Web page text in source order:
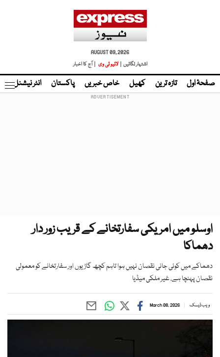
AUGUST 09, 2026
اشتہار لگائیں |
لائیو ٹی وی | آج کا اخبار
صفحۂ اول تازہ ترین کھیل خاص خبریں پاکستان انٹر نیشنل
اوسلو میں امریکی سفارتخانے کے قریب زور دار
دھماکا
دھماکے میں کوئی جانی نقصان نہیں ہوا تاہم کچھ گاڑیوں اور سفارتخانے کو معمولی
نقصان پہنچا ہے، غیر ملکی میڈیا
ویب ڈیسک March 08, 2026